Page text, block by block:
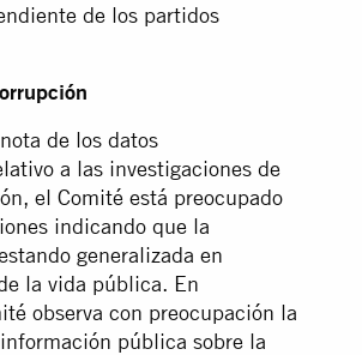
de los partidos
de los datos
a las investigaciones de
el Comité está preocupado
indicando que la
generalizada en
la vida pública. En
observa con preocupación la
pública sobre la